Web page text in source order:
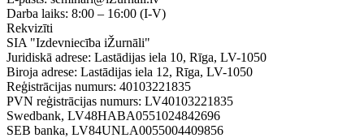
Darba laiks: 8:00 – 16:00 (I-V)
Rekvizīti
SIA "Izdevniecība iŽurnāli"
Juridiskā adrese: Lastādijas iela 10, Rīga, LV-1050
Biroja adrese: Lastādijas iela 12, Rīga, LV-1050
Reģistrācijas numurs: 40103221835
PVN reģistrācijas numurs: LV40103221835
Swedbank, LV48HABA0551024842696
SEB banka, LV84UNLA0055004409856